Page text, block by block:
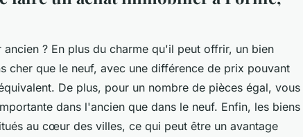
? En plus du charme qu'il peut offrir, un bien
cher que le neuf, avec une différence de prix pouvant
De plus, pour un nombre de pièces égal, vous
dans l'ancien que dans le neuf. Enfin, les biens
au cœur des villes, ce qui peut être un avantage